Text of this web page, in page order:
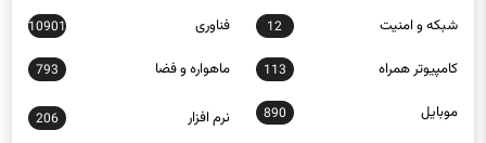
شبكه و امنيت 12 فناوری 10901
كامپيوتر همراه 113 ماهواره و فضا 793
موبايل 890 نرم افزار 206